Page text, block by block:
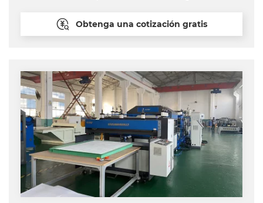
máquina de tubería corrugada de alta velocidad con
enfriamiento de agua para la máquina de formación, La
Obtenga una cotización gratis